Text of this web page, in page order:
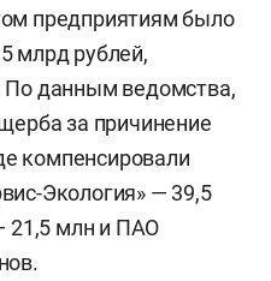
предприятиям было
млрд рублей,
По данным ведомства,
за причинение
компенсировали
Экология» — 39,5
21,5 млн и ПАО